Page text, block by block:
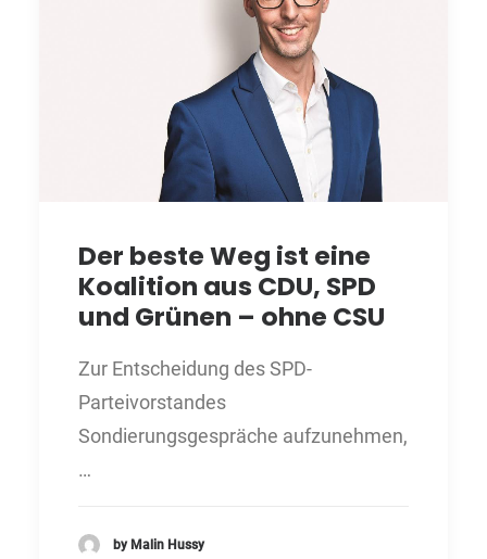
Der beste Weg ist eine
Koalition aus CDU, SPD
und Grünen – ohne CSU
Zur Entscheidung des SPD-
Parteivorstandes
Sondierungsgespräche aufzunehmen,
…
by Malin Hussy